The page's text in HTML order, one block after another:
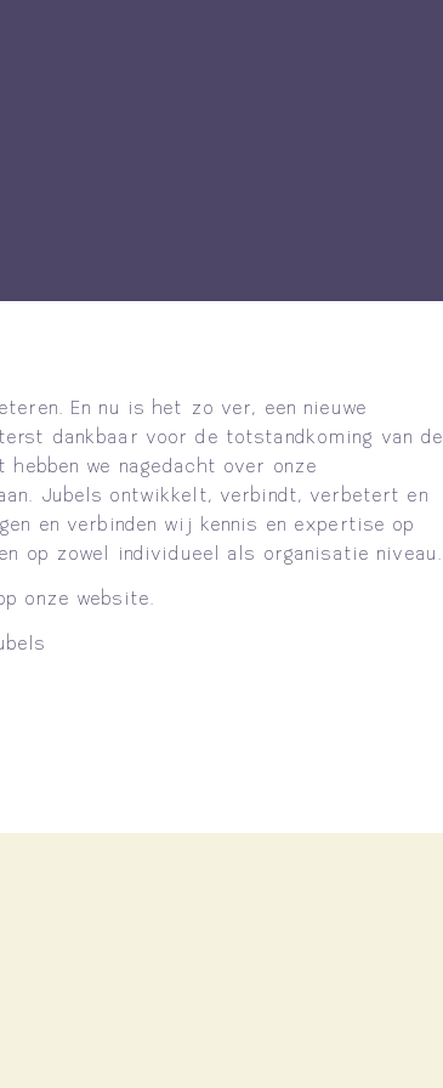
En nu is het zo ver, een nieuwe
dankbaar voor de totstandkoming van de
we nagedacht over onze
Jubels ontwikkelt, verbindt, verbetert en
en verbinden wij kennis en expertise op
op zowel individueel als organisatie niveau.
onze website.